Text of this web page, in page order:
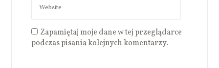
Zapamiętaj moje dane w tej przeglądarce
podczas pisania kolejnych komentarzy.